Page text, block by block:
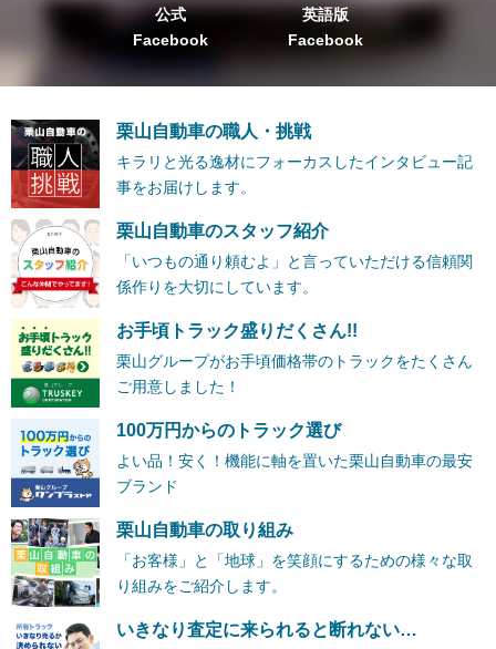
公式
Facebook
英語版
Facebook
栗山自動車の職人・挑戦
キラリと光る逸材にフォーカスしたインタビュー記
事をお届けします。
栗山自動車のスタッフ紹介
「いつもの通り頼むよ」と言っていただける信頼関
係作りを大切にしています。
お手頃トラック盛りだくさん!!
栗山グループがお手頃価格帯のトラックをたくさん
ご用意しました！
100万円からのトラック選び
よい品！安く！機能に軸を置いた栗山自動車の最安
ブランド
栗山自動車の取り組み
「お客様」と「地球」を笑顔にするための様々な取
り組みをご紹介します。
いきなり査定に来られると断れない…